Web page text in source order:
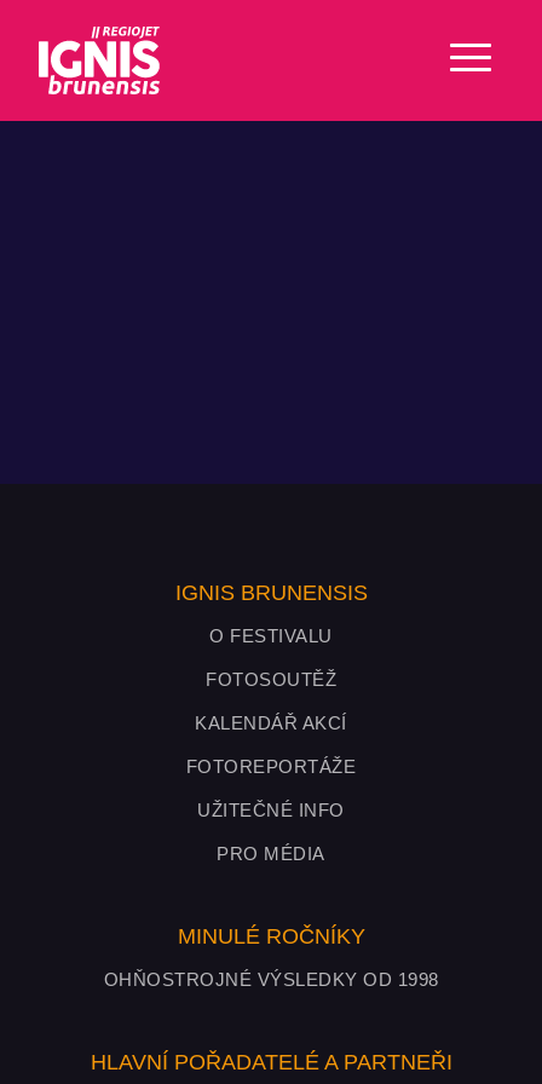
IGNIS BRUNENSIS
O FESTIVALU
FOTOSOUTĚŽ
KALENDÁŘ AKCÍ
FOTOREPORTÁŽE
UŽITEČNÉ INFO
PRO MÉDIA
MINULÉ ROČNÍKY
OHŇOSTROJNÉ VÝSLEDKY OD 1998
HLAVNÍ POŘADATELÉ A PARTNEŘI